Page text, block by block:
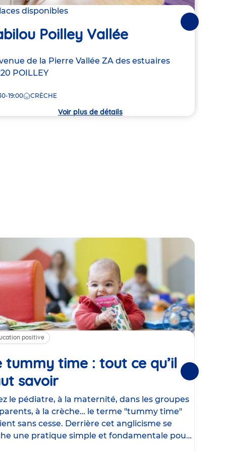
disponibles
Poilley Vallée
de la Pierre Vallée ZA des estuaires
POILLEY
19:00 CRÈCHE
Voir plus de détails
Suivantes
positive
tummy time : tout ce qu’il
savoirArticle
le pédiatre, à la maternité, dans les groupes
à la crèche… le terme "tummy time"
sans cesse. Derrière cet anglicisme se
une pratique simple et fondamentale pour
Suivantes